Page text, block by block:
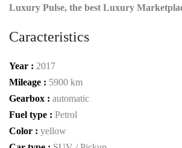
Luxury Pulse, the best Luxury
Caracteristics
Year : 2017
Mileage : 5900 km
Gearbox : automatic
Fuel type : Petrol
Color : yellow